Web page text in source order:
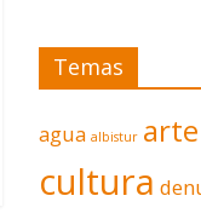
Temas
agua albistur arte
cultura